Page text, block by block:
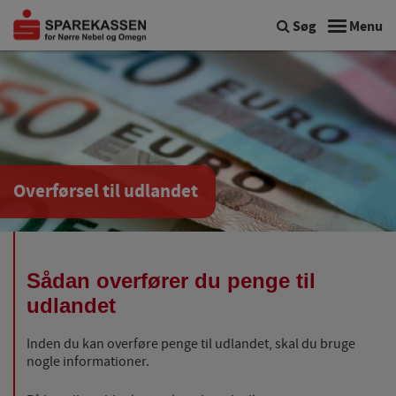
Menu
Søg
Overførsel til udlandet
Sådan overfører du penge til
udlandet
Inden du kan overføre penge til udlandet, skal du bruge
nogle informationer.